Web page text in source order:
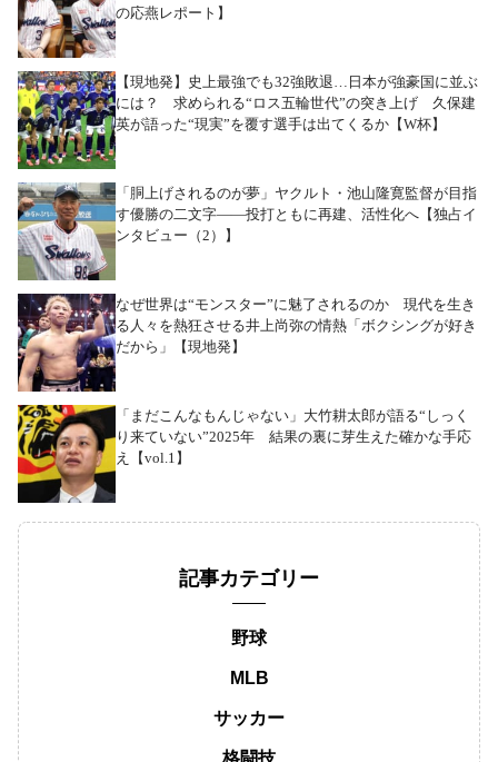
の応燕レポート】
【現地発】史上最強でも32強敗退…日本が強豪国に並ぶ
には？ 求められる“ロス五輪世代”の突き上げ 久保建
英が語った“現実”を覆す選手は出てくるか【W杯】
「胴上げされるのが夢」ヤクルト・池山隆寛監督が目指
す優勝の二文字――投打ともに再建、活性化へ【独占イ
ンタビュー（2）】
なぜ世界は“モンスター”に魅了されるのか 現代を生き
る人々を熱狂させる井上尚弥の情熱「ボクシングが好き
だから」【現地発】
「まだこんなもんじゃない」大竹耕太郎が語る“しっく
り来ていない”2025年 結果の裏に芽生えた確かな手応
え【vol.1】
記事カテゴリー
野球
MLB
サッカー